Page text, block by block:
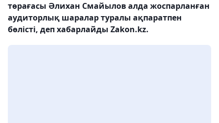
төрағасы Әлихан Смайылов алда жоспарланған
аудиторлық шаралар туралы ақпаратпен
бөлісті, деп хабарлайды Zakon.kz.